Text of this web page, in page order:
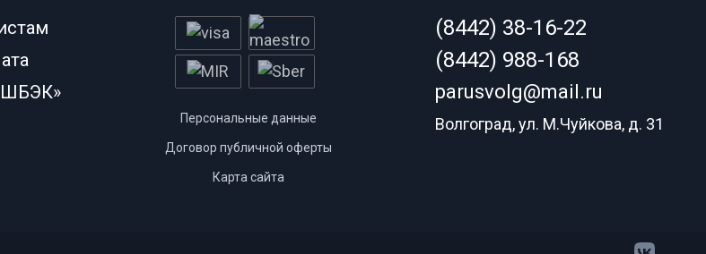
Персональные данные
Договор публичной оферты
Карта сайта
(8442) 38-16-22
(8442) 988-168
parusvolg@mail.ru
Волгоград, ул. М.Чуйкова, д. 31